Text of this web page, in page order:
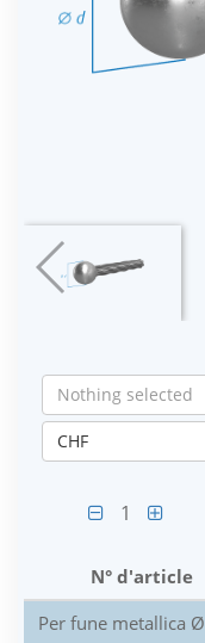
Nothing selected
CHF
1
N° d'article
Per fune metallica Ø